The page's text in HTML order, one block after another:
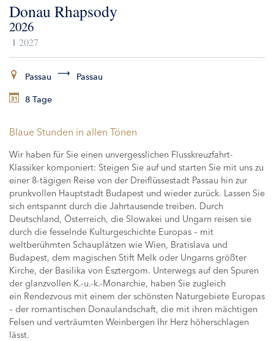
LEISTUNGEN
AUSFLÜGE
ZUSATZLEISTUNGEN
SCHIFFE
Donau Rhapsody
2026
2027
Passau Passau
8 Tage
Blaue Stunden in allen Tönen
Wir haben für Sie einen unvergesslichen Flusskreuzfahrt-
Klassiker komponiert: Steigen Sie auf und starten Sie mit uns zu
einer 8-tägigen Reise von der Dreiflüssestadt Passau hin zur
prunkvollen Hauptstadt Budapest und wieder zurück. Lassen Sie
sich entspannt durch die Jahrtausende treiben. Durch
Deutschland, Österreich, die Slowakei und Ungarn reisen sie
durch die fesselnde Kulturgeschichte Europas – mit
weltberühmten Schauplätzen wie Wien, Bratislava und
Budapest, dem magischen Stift Melk oder Ungarns größter
Kirche, der Basilika von Esztergom. Unterwegs auf den Spuren
der glanzvollen K.-u.-k.-Monarchie, haben Sie zugleich
ein Rendezvous mit einem der schönsten Naturgebiete Europas
– der romantischen Donaulandschaft, die mit ihren mächtigen
Felsen und verträumten Weinbergen Ihr Herz höherschlagen
lässt.